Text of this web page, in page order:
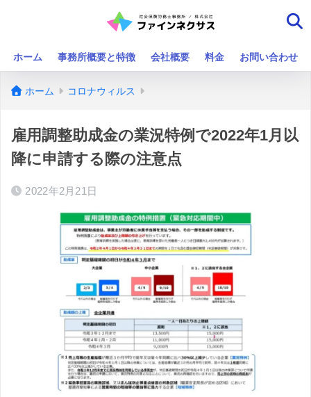
ホーム 事務所概要と特徴 会社概要 料金 お問い合わせ
ホーム コロナウィルス
雇用調整助成金の業況特例で2022年1月以
降に申請する際の注意点
2022年2月21日